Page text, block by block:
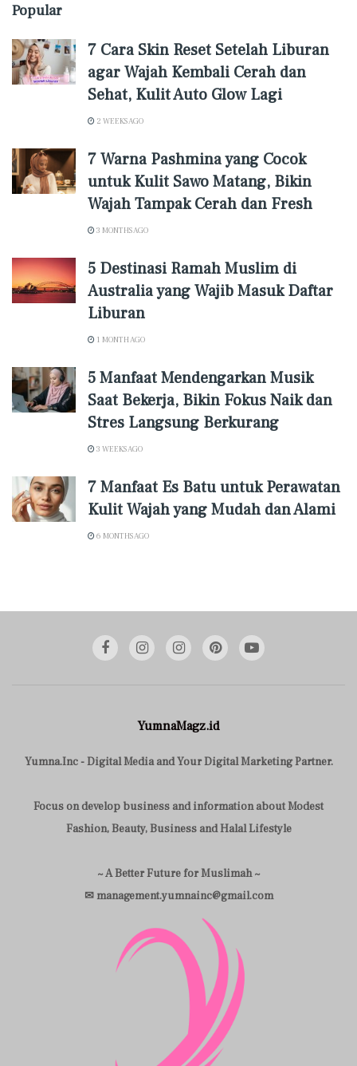
Popular
7 Cara Skin Reset Setelah Liburan
agar Wajah Kembali Cerah dan
Sehat, Kulit Auto Glow Lagi
2 WEEKS AGO
7 Warna Pashmina yang Cocok
untuk Kulit Sawo Matang, Bikin
Wajah Tampak Cerah dan Fresh
3 MONTHS AGO
5 Destinasi Ramah Muslim di
Australia yang Wajib Masuk Daftar
Liburan
1 MONTH AGO
5 Manfaat Mendengarkan Musik
Saat Bekerja, Bikin Fokus Naik dan
Stres Langsung Berkurang
3 WEEKS AGO
7 Manfaat Es Batu untuk Perawatan
Kulit Wajah yang Mudah dan Alami
6 MONTHS AGO
YumnaMagz.id
Yumna.Inc - Digital Media and Your Digital Marketing Partner.
Focus on develop business and information about Modest
Fashion, Beauty, Business and Halal Lifestyle
~ A Better Future for Muslimah ~
✉ management.yumnainc@gmail.com